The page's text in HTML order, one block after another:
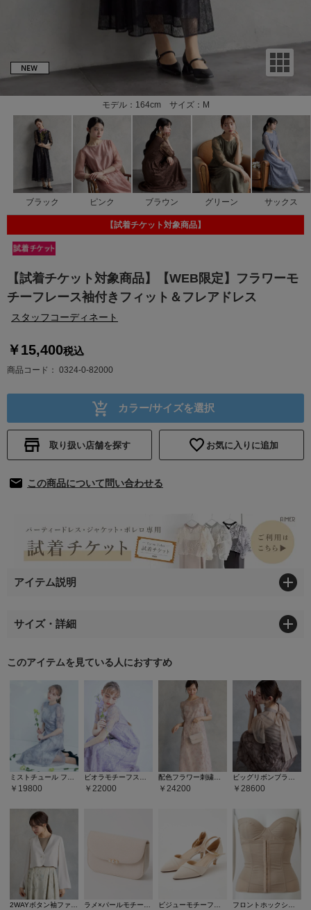
モデル：164cm サイズ：M
ブラック ピンク ブラウン グリーン サックス
【試着チケット対象商品】【WEB限定】フラワーモ
チーフレース袖付きフィット＆フレアドレス
スタッフコーディネート
【試着チケット対象商品】
￥15,400税込
商品コード 0324-0-82000
カラー/サイズを選択
取り扱い店舗を探す お気に入りに追加
この商品について問い合わせる
アイテム説明
サイズ・詳細
このアイテムを見ている人におすすめ
19800 22000 24200 28600